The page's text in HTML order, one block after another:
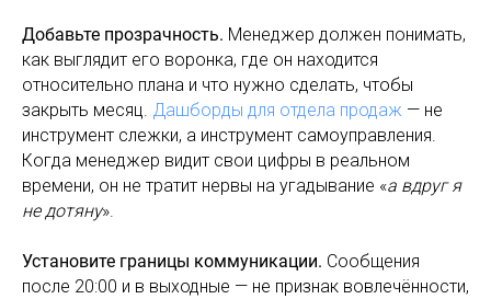
Добавьте прозрачность. Менеджер должен понимать,
как выглядит его воронка, где он находится
относительно плана и что нужно сделать, чтобы
закрыть месяц.
Дашборды для отдела продаж — не
инструмент слежки, а инструмент самоуправления.
Когда менеджер видит свои цифры в реальном
времени, он не тратит нервы на угадывание «а вдруг я
не дотяну».
Установите границы коммуникации. Сообщения
после 20:00 и в выходные — не признак вовлечённости,